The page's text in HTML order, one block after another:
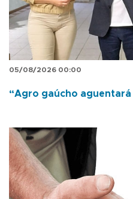
05/08/2026 00:00
“Agro gaúcho